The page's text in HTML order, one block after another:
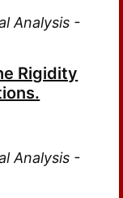
Analysis -
Rigidity
Analysis -